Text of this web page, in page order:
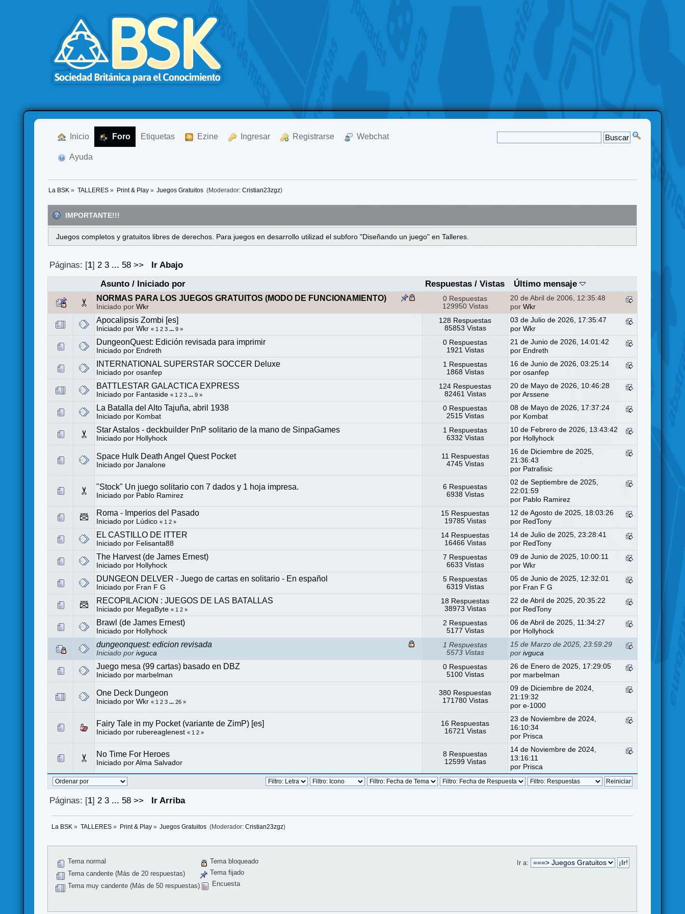
Inicio Foro Etiquetas Ezine Ingresar Registrarse Webchat
Ayuda
La BSK » TALLERES» Print & Play» Juegos Gratuitos (Moderador:Cristian23zgz)
IMPORTANTE!!!
Juegos completos y gratuitos libres de derechos. Para juegos en desarrollo utilizad el subforo "Diseñando un juego" en Talleres.
Páginas: [1] 2 3 ... 58 >>
Ir Abajo
Asunto/ Iniciado por Respuestas /Vistas Último mensaje
NORMAS PARA LOS JUEGOS GRATUITOS (MODO DE FUNCIONAMIENTO)
Iniciado porWkr
0 Respuestas
129950 Vistas
20 de Abril de 2006, 12:35:48
porWkr
Apocalipsis Zombi [es]
Iniciado porWkr « 1 2 3 ...9 »
128 Respuestas
85853 Vistas
03 de Julio de 2026, 17:35:47
porWkr
DungeonQuest: Edición revisada para imprimir
Iniciado por Endreth
0 Respuestas
1921 Vistas
21 de Junio de 2026, 14:01:42
por Endreth
INTERNATIONAL SUPERSTAR SOCCER Deluxe
Iniciado porosanfep
1 Respuestas
1868 Vistas
16 de Junio de 2026, 03:25:14
porosanfep
BATTLESTAR GALACTICA EXPRESS
Iniciado por Fantaside « 1 2 3 ...9 »
124 Respuestas
82461 Vistas
20 de Mayo de 2026, 10:46:28
porArssene
La Batalla del Alto Tajuña, abril 1938
Iniciado por Kombat
0 Respuestas
2515 Vistas
08 de Mayo de 2026, 17:37:24
por Kombat
Star Astalos - deckbuilder PnP solitario de la mano de SinpaGames
Iniciado por Hollyhock
1 Respuestas
6332 Vistas
10 de Febrero de 2026, 13:43:42
por Hollyhock
Space Hulk Death Angel Quest Pocket
Iniciado porJanalone
11 Respuestas
4745 Vistas
16 de Diciembre de 2025,
21:36:43
por Patrafisic
"Stock" Un juego solitario con 7 dados y 1 hoja impresa.
Iniciado por Pablo Ramirez
6 Respuestas
6938 Vistas
02 de Septiembre de 2025,
22:01:59
por Pablo Ramirez
Roma - Imperios del Pasado
Iniciado por Lúdico « 1 2 »
15 Respuestas
19785 Vistas
12 de Agosto de 2025, 18:03:26
por RedTony
EL CASTILLO DE ITTER
Iniciado por Felisanta88
14 Respuestas
16466 Vistas
14 de Julio de 2025, 23:28:41
por RedTony
The Harvest (de James Ernest)
Iniciado por Hollyhock
7 Respuestas
6633 Vistas
09 de Junio de 2025, 10:00:11
porWkr
DUNGEON DELVER - Juego de cartas en solitario - En español
Iniciado por Fran F G
5 Respuestas
6319 Vistas
05 de Junio de 2025, 12:32:01
por Fran F G
RECOPILACION : JUEGOS DE LAS BATALLAS
Iniciado por MegaByte« 1 2 »
18 Respuestas
38973 Vistas
22 de Abril de 2025, 20:35:22
por RedTony
Brawl (de James Ernest)
Iniciado por Hollyhock
2 Respuestas
5177 Vistas
06 de Abril de 2025, 11:34:27
por Hollyhock
dungeonquest: edicion revisada
Iniciado porivguca
1 Respuestas
5573 Vistas
15 de Marzo de 2025, 23:59:29
porivguca
Juego mesa (99 cartas) basado en DBZ
Iniciado por marbelman
0 Respuestas
5100 Vistas
26 de Enero de 2025, 17:29:05
por marbelman
One Deck Dungeon
Iniciado porWkr « 1 2 3 ...26 »
380 Respuestas
171780 Vistas
09 de Diciembre de 2024,
21:19:32
pore-1000
Fairy Tale in my Pocket (variante de ZimP) [es]
Iniciado por rubereaglenest « 1 2 »
16 Respuestas
16721 Vistas
23 de Noviembre de 2024,
16:10:34
por Prisca
No Time For Heroes
Iniciado porAlma Salvador
8 Respuestas
12599 Vistas
14 de Noviembre de 2024,
13:16:11
por Prisca
Páginas: [1] 2 3 ... 58 >> Ir Arriba
La BSK » TALLERES» Print & Play» Juegos Gratuitos (Moderador:Cristian23zgz)
Ir a:
Tema normal
Tema candente (Más de 20 respuestas)
Tema muy candente (Más de 50 respuestas)
Tema bloqueado
Tema fijado
Encuesta